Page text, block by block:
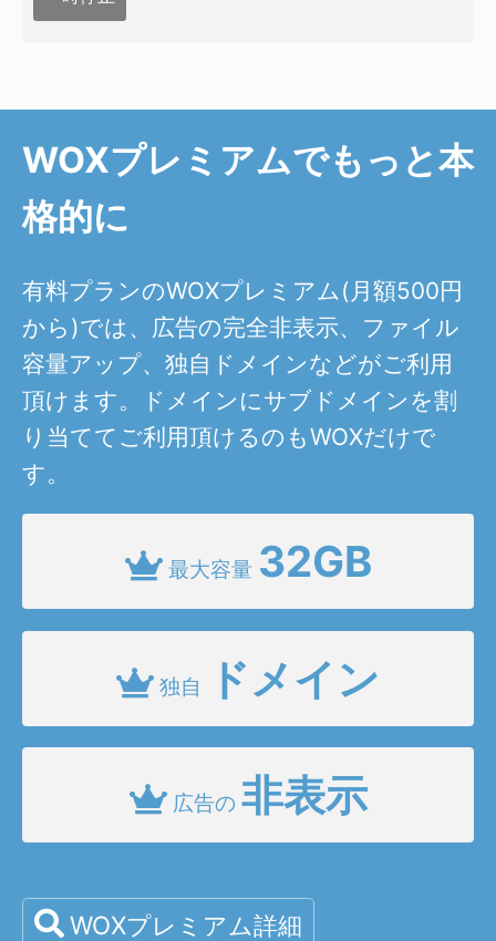
WOXプレミアムでもっと本
格的に
有料プランのWOXプレミアム(月額500円
から)では、広告の完全非表示、ファイル
容量アップ、独自ドメインなどがご利用
頂けます。ドメインにサブドメインを割
り当ててご利用頂けるのもWOXだけで
す。
最大容量 32GB
独自 ドメイン
広告の 非表示
WOXプレミアム詳細